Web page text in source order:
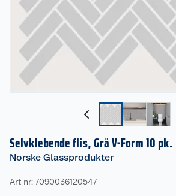
Selvklebende flis, Grå V-Form 10 pk.
Norske Glassprodukter
Art nr: 7090036120547